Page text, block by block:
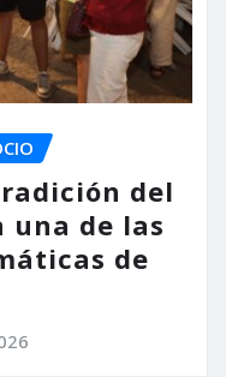
del
de las
de